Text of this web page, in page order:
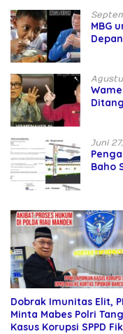
MBG
Depan
Juni
Baho
Dobrak Imunitas Elit,
Minta Mabes Polri
Kasus Korupsi SPPD